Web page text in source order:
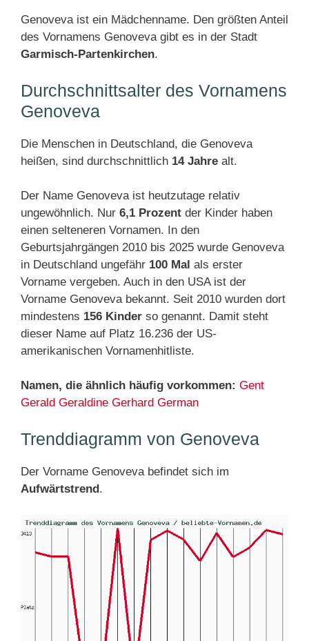
Genoveva ist ein Mädchenname. Den größten Anteil
des Vornamens Genoveva gibt es in der Stadt
Garmisch-Partenkirchen.
Durchschnittsalter des Vornamens
Genoveva
Die Menschen in Deutschland, die Genoveva
heißen, sind durchschnittlich 14 Jahre alt.
Der Name Genoveva ist heutzutage relativ
ungewöhnlich. Nur 6,1 Prozent der Kinder haben
einen selteneren Vornamen. In den
Geburtsjahrgängen 2010 bis 2025 wurde Genoveva
in Deutschland ungefähr 100 Mal als erster
Vorname vergeben. Auch in den USA ist der
Vorname Genoveva bekannt. Seit 2010 wurden dort
mindestens 156 Kinder so genannt. Damit steht
dieser Name auf Platz 16.236 der US-
amerikanischen Vornamenhitliste.
Namen, die ähnlich häufig vorkommen: Gent
Gerald Geraldine Gerhard German
Trenddiagramm von Genoveva
Der Vorname Genoveva befindet sich im
Aufwärtstrend.